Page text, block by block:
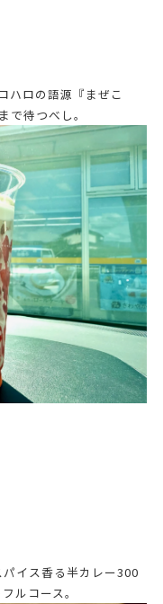
ハロの語源『まぜこ
待つべし。
イス香る半カレー300
ルコース。